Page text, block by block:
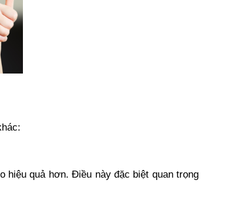
hiệu quả hơn. Điều này đặc biệt quan trọng